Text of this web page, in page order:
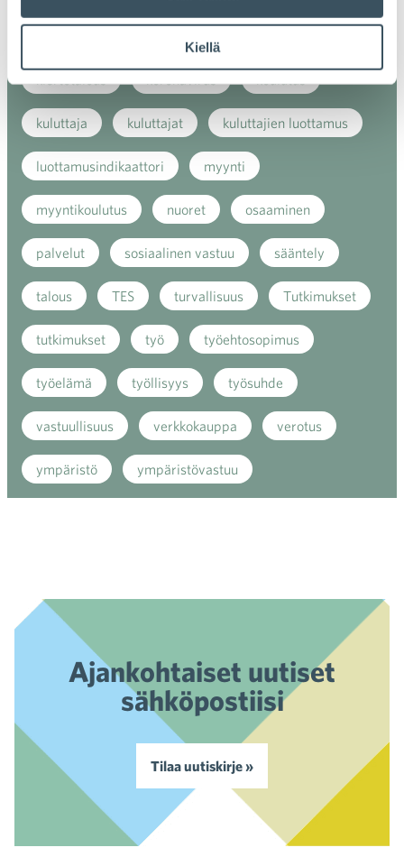
Kiellä
kuluttaja kuluttajat kuluttajien luottamus
luottamusindikaattori myynti
myyntikoulutus nuoret osaaminen
palvelut sosiaalinen vastuu sääntely
talous TES turvallisuus Tutkimukset
tutkimukset työ työehtosopimus
työelämä työllisyys työsuhde
vastuullisuus verkkokauppa verotus
ympäristö ympäristövastuu
Ajankohtaiset uutiset
sähköpostiisi
Tilaa uutiskirje »